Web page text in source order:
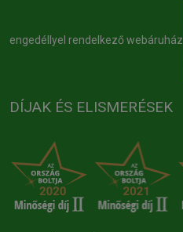
engedéllyel rendelkező webáruház
DÍJAK ÉS ELISMERÉSEK